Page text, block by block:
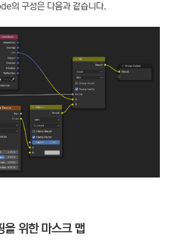
의 구성은 다음과 같습니다.
을 위한 마스크 맵